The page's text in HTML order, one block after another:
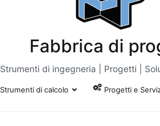
Fabbrica di
Strumenti di ingegneria | Progetti |
Strumenti di calcolo Progetti e